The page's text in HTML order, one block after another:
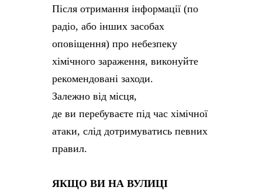
Після отримання інформації (по
радіо, або інших засобах
оповіщення) про небезпеку
хімічного зараження, виконуйте
рекомендовані заходи.
Залежно від місця,
де ви перебуваєте під час хімічної
атаки, слід дотримуватись певних
правил.
ЯКЩО ВИ НА ВУЛИЦІ